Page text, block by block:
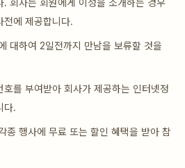
. 회사는 회원에게 이성을 소개하는 경우
전에 제공합니다.
대하여 2일전까지 만남을 보류할 것을
를 부여받아 회사가 제공하는 인터넷정
다.
행사에 무료 또는 할인 혜택을 받아 참